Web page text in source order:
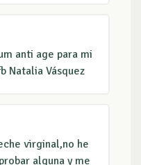
anti age para mi
Natalia Vásquez
virginal,no he
alguna y me